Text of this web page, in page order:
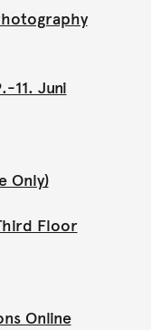
11. Juni
Only)
Floor
Online